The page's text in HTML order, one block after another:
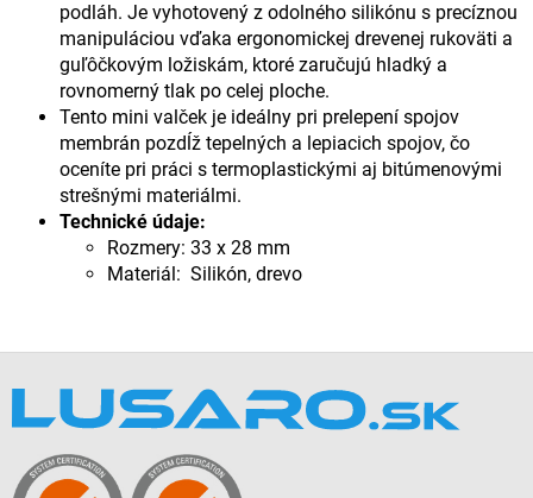
podláh. Je vyhotovený z odolného silikónu s precíznou
manipuláciou vďaka ergonomickej drevenej rukoväti a
guľôčkovým ložiskám, ktoré zaručujú hladký a
rovnomerný tlak po celej ploche.
Tento mini valček je ideálny pri prelepení spojov
membrán pozdĺž tepelných a lepiacich spojov, čo
oceníte pri práci s termoplastickými aj bitúmenovými
strešnými materiálmi.
Technické údaje:
Rozmery: 33 x 28 mm
Materiál: Silikón, drevo